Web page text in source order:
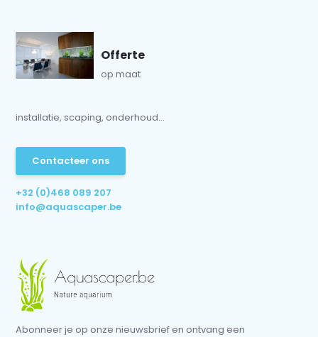
Offerte
op maat
installatie, scaping, onderhoud...
Contacteer ons
+32 (0)468 089 207
info@aquascaper.be
Abonneer je op onze nieuwsbrief en ontvang een